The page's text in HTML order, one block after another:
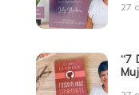
27
“7